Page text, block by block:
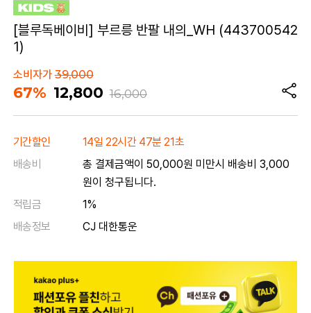
[블루독베이비] 부르릉 반팔 내의_WH (443700542
1)
소비자가39,000
67% 12,800 16,000
기간할인
14일 22시간 47분 21초
배송비
총 결제금액이 50,000원 미만시 배송비 3,000
원이 청구됩니다.
적립금
1%
배송정보
CJ 대한통운